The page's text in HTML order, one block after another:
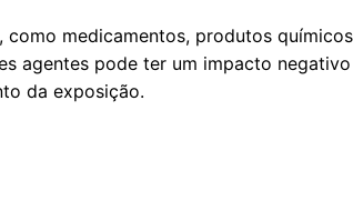
medicamentos, produtos
agentes pode ter um impacto
da exposição.